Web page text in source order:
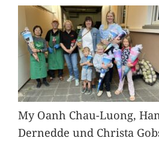
My Oanh Chau-Luong,
Dernedde und Christa